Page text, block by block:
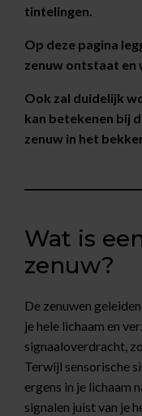
tintelingen.
Op deze pagina
zenuw ontstaat en
Ook zal duidelijk
kan betekenen bij
zenuw in het
Wat is
zenuw?
De zenuwen
je hele lichaam en
signaaloverdracht,
Terwijl sensorische
ergens in je lichaam
signalen juist van je